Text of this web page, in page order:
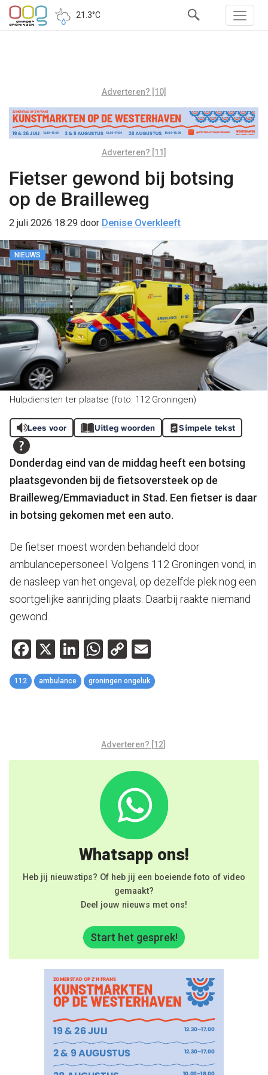
21.3°C
Adverteren? [10]
Adverteren? [11]
Fietser gewond bij botsing
op de Brailleweg
2 juli 2026 18:29 door Denise Overkleeft
NIEUWS
Hulpdiensten ter plaatse (foto: 112 Groningen)
Lees voor Uitleg woorden Simpele tekst
Donderdag eind van de middag heeft een botsing
plaatsgevonden bij de fietsoversteek op de
Brailleweg/Emmaviaduct in Stad. Een fietser is daar
in botsing gekomen met een auto.
De fietser moest worden behandeld door
ambulancepersoneel. Volgens 112 Groningen vond, in
de nasleep van het ongeval, op dezelfde plek nog een
soortgelijke aanrijding plaats. Daarbij raakte niemand
gewond.
Facebook
X LinkedIn
WhatsApp
Copy
Link
112 ambulance groningen ongeluk
Adverteren? [12]
Whatsapp ons!
Heb jij nieuwstips? Of heb jij een boeiende foto of video
gemaakt?
Deel jouw nieuws met ons!
Start het gesprek!